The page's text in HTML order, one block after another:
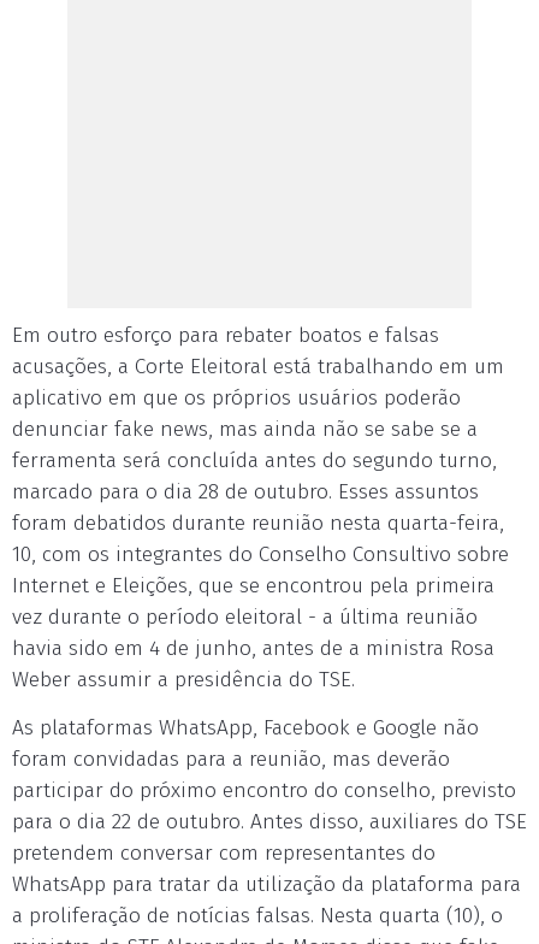
Em outro esforço para rebater boatos e falsas
acusações, a Corte Eleitoral está trabalhando em um
aplicativo em que os próprios usuários poderão
denunciar fake news, mas ainda não se sabe se a
ferramenta será concluída antes do segundo turno,
marcado para o dia 28 de outubro. Esses assuntos
foram debatidos durante reunião nesta quarta-feira,
10, com os integrantes do Conselho Consultivo sobre
Internet e Eleições, que se encontrou pela primeira
vez durante o período eleitoral - a última reunião
havia sido em 4 de junho, antes de a ministra Rosa
Weber assumir a presidência do TSE.
As plataformas WhatsApp, Facebook e Google não
foram convidadas para a reunião, mas deverão
participar do próximo encontro do conselho, previsto
para o dia 22 de outubro. Antes disso, auxiliares do TSE
pretendem conversar com representantes do
WhatsApp para tratar da utilização da plataforma para
a proliferação de notícias falsas. Nesta quarta (10), o